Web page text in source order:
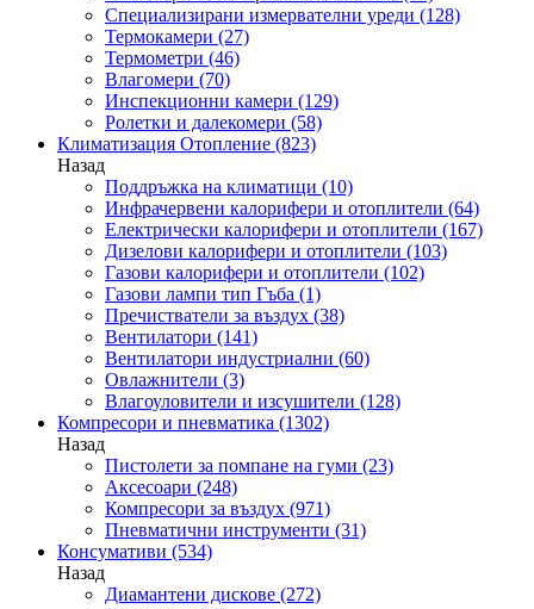
Специализирани измервателни уреди (128)
Термокамери (27)
Термометри (46)
Влагомери (70)
Инспекционни камери (129)
Ролетки и далекомери (58)
Климатизация Отопление (823)
Назад
Поддръжка на климатици (10)
Инфрачервени калорифери и отоплители (64)
Електрически калорифери и отоплители (167)
Дизелови калорифери и отоплители (103)
Газови калорифери и отоплители (102)
Газови лампи тип Гъба (1)
Пречистватели за въздух (38)
Вентилатори (141)
Вентилатори индустриални (60)
Овлажнители (3)
Влагоуловители и изсушители (128)
Компресори и пневматика (1302)
Назад
Пистолети за помпане на гуми (23)
Аксесоари (248)
Компресори за въздух (971)
Пневматични инструменти (31)
Консумативи (534)
Назад
Диамантени дискове (272)